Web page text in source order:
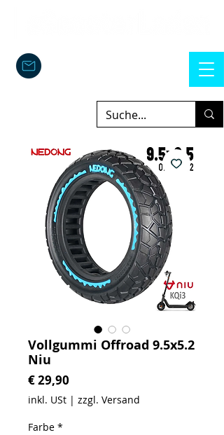
Vollgummi Offroad 9.5x5.2
Niu
€ 29,90
inkl. USt | zzgl. Versand
Farbe *